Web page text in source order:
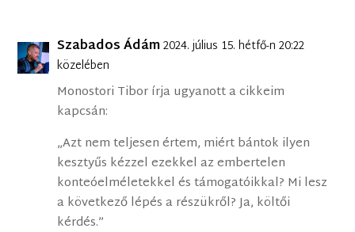
Szabados Ádám2024. július 15. hétfő-n 20:22
közelében
Monostori Tibor írja ugyanott a cikkeim
kapcsán:
„Azt nem teljesen értem, miért bántok ilyen
kesztyűs kézzel ezekkel az embertelen
konteóelméletekkel és támogatóikkal? Mi lesz
a következő lépés a részükről? Ja, költői
kérdés.”